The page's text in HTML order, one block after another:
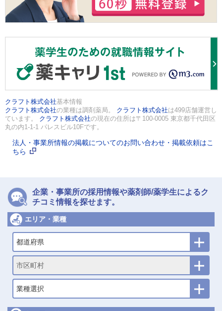
クラフト株式会社基本情報
クラフト株式会社の業種は調剤薬局。 クラフト株式会社は499店舗運営し
ています。 クラフト株式会社の現在の住所は〒100-0005 東京都千代田区
丸の内1-1-1 パレスビル10Fです。
法人・事業所情報の掲載についてのお問い合わせ・掲載依頼はこ
ちら
企業・事業所の採用情報や薬剤師/薬学生によるク
チコミ情報を探せます。
エリア・業種
都道府県
市区町村
業種選択